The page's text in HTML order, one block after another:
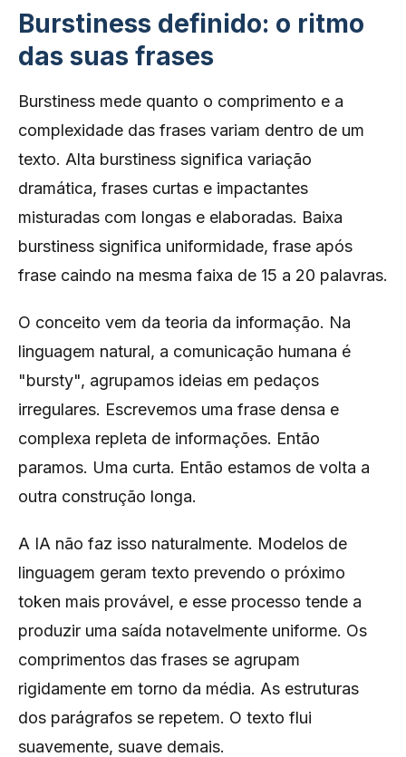
Burstiness definido: o ritmo
das suas frases
Burstiness mede quanto o comprimento e a
complexidade das frases variam dentro de um
texto. Alta burstiness significa variação
dramática, frases curtas e impactantes
misturadas com longas e elaboradas. Baixa
burstiness significa uniformidade, frase após
frase caindo na mesma faixa de 15 a 20 palavras.
O conceito vem da teoria da informação. Na
linguagem natural, a comunicação humana é
"bursty", agrupamos ideias em pedaços
irregulares. Escrevemos uma frase densa e
complexa repleta de informações. Então
paramos. Uma curta. Então estamos de volta a
outra construção longa.
A IA não faz isso naturalmente. Modelos de
linguagem geram texto prevendo o próximo
token mais provável, e esse processo tende a
produzir uma saída notavelmente uniforme. Os
comprimentos das frases se agrupam
rigidamente em torno da média. As estruturas
dos parágrafos se repetem. O texto flui
suavemente, suave demais.